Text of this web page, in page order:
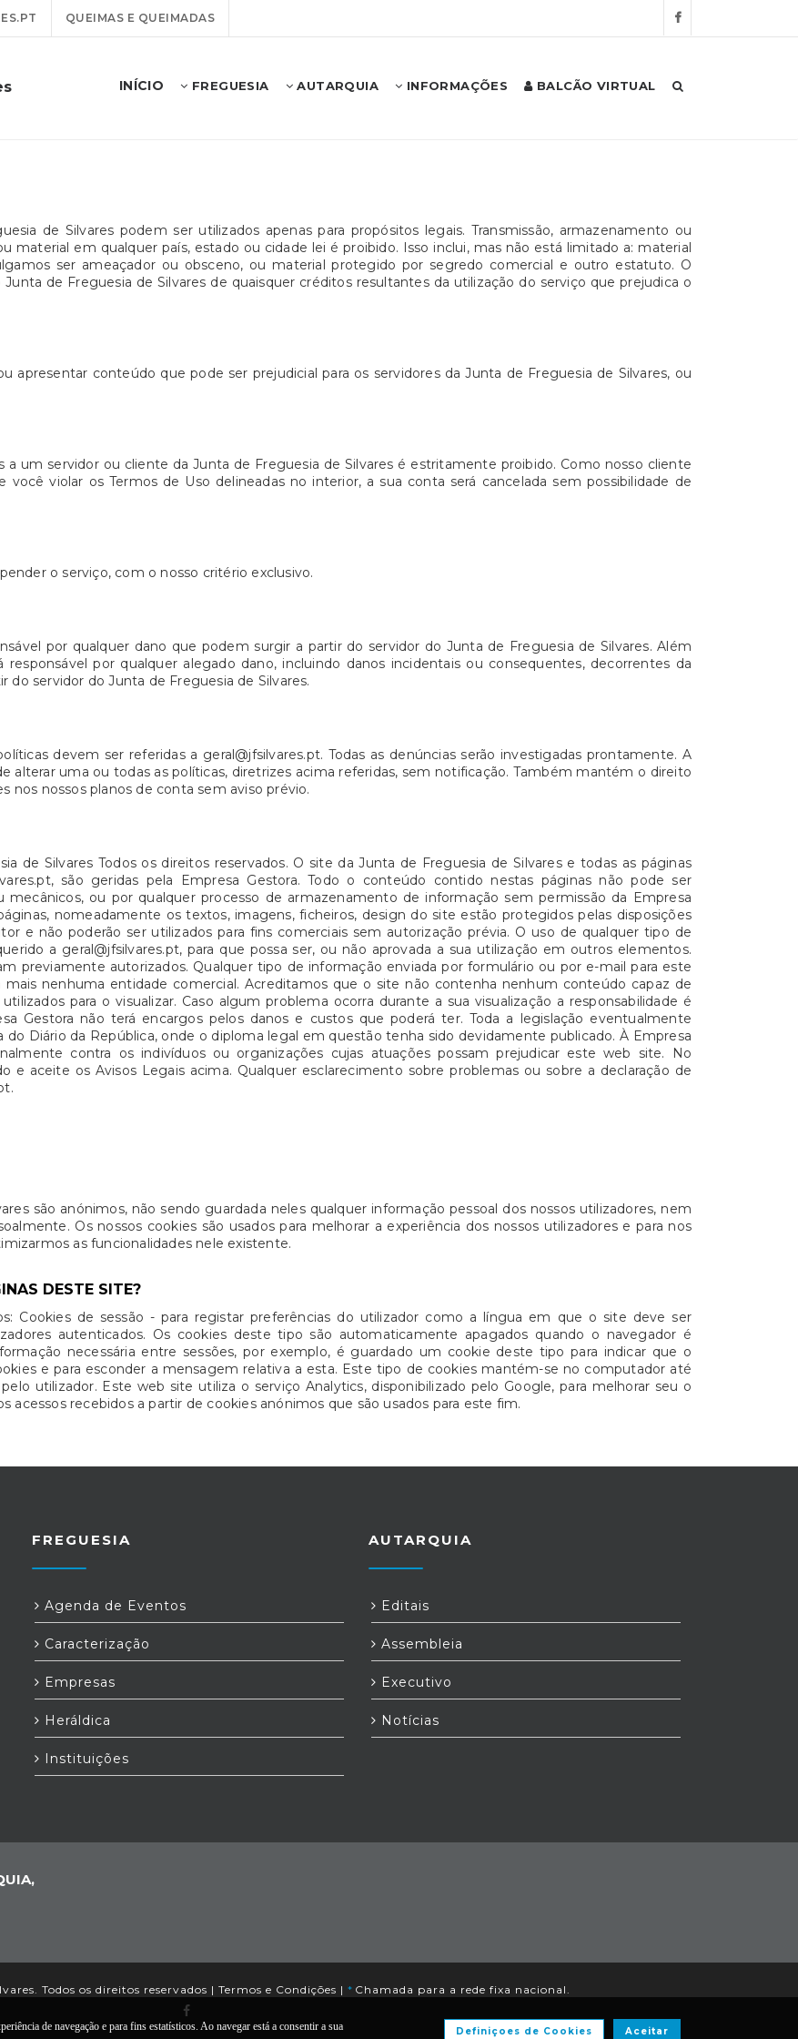
QUEIMAS E QUEIMADAS
INÍCIO FREGUESIA AUTARQUIA INFORMAÇÕES BALCÃO VIRTUAL
de Silvares podem ser utilizados apenas para propósitos legais. Transmissão, armazenamento ou
material em qualquer país, estado ou cidade lei é proibido. Isso inclui, mas não está limitado a: material
ser ameaçador ou obsceno, ou material protegido por segredo comercial e outro estatuto. O
de Freguesia de Silvares de quaisquer créditos resultantes da utilização do serviço que prejudica o
apresentar conteúdo que pode ser prejudicial para os servidores da Junta de Freguesia de Silvares, ou
a um servidor ou cliente da Junta de Freguesia de Silvares é estritamente proibido. Como nosso cliente
você violar os Termos de Uso delineadas no interior, a sua conta será cancelada sem possibilidade de
o serviço, com o nosso critério exclusivo.
por qualquer dano que podem surgir a partir do servidor do Junta de Freguesia de Silvares. Além
responsável por qualquer alegado dano, incluindo danos incidentais ou consequentes, decorrentes da
do servidor do Junta de Freguesia de Silvares.
devem ser referidas a geral@jfsilvares.pt. Todas as denúncias serão investigadas prontamente. A
alterar uma ou todas as políticas, diretrizes acima referidas, sem notificação. Também mantém o direito
nos nossos planos de conta sem aviso prévio.
de Silvares Todos os direitos reservados. O site da Junta de Freguesia de Silvares e todas as páginas
são geridas pela Empresa Gestora. Todo o conteúdo contido nestas páginas não pode ser
mecânicos, ou por qualquer processo de armazenamento de informação sem permissão da Empresa
nomeadamente os textos, imagens, ficheiros, design do site estão protegidos pelas disposições
e não poderão ser utilizados para fins comerciais sem autorização prévia. O uso de qualquer tipo de
a geral@jfsilvares.pt, para que possa ser, ou não aprovada a sua utilização em outros elementos.
previamente autorizados. Qualquer tipo de informação enviada por formulário ou por e-mail para este
mais nenhuma entidade comercial. Acreditamos que o site não contenha nenhum conteúdo capaz de
para o visualizar. Caso algum problema ocorra durante a sua visualização a responsabilidade é
Gestora não terá encargos pelos danos e custos que poderá ter. Toda a legislação eventualmente
do Diário da República, onde o diploma legal em questão tenha sido devidamente publicado. À Empresa
contra os indivíduos ou organizações cujas atuações possam prejudicar este web site. No
e aceite os Avisos Legais acima. Qualquer esclarecimento sobre problemas ou sobre a declaração de
são anónimos, não sendo guardada neles qualquer informação pessoal dos nossos utilizadores, nem
Os nossos cookies são usados para melhorar a experiência dos nossos utilizadores e para nos
as funcionalidades nele existente.
DESTE SITE?
Cookies de sessão - para registar preferências do utilizador como a língua em que o site deve ser
autenticados. Os cookies deste tipo são automaticamente apagados quando o navegador é
necessária entre sessões, por exemplo, é guardado um cookie deste tipo para indicar que o
e para esconder a mensagem relativa a esta. Este tipo de cookies mantém-se no computador até
utilizador. Este web site utiliza o serviço Analytics, disponibilizado pelo Google, para melhorar seu o
recebidos a partir de cookies anónimos que são usados para este fim.
FREGUESIA
Agenda de Eventos
Caracterização
Empresas
Heráldica
Instituições
AUTARQUIA
Editais
Assembleia
Executivo
Notícias
Todos os direitos reservados | Termos e Condições | * Chamada para a rede fixa nacional.
de navegação e para fins estatísticos. Ao navegar está a consentir a sua
Aceitar
Definiçoes de Cookies